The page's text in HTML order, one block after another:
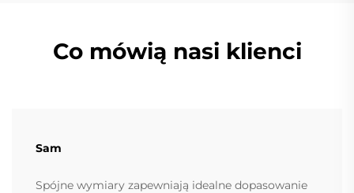
Co mówią nasi klienci
Sam
Spójne wymiary zapewniają idealne dopasowanie